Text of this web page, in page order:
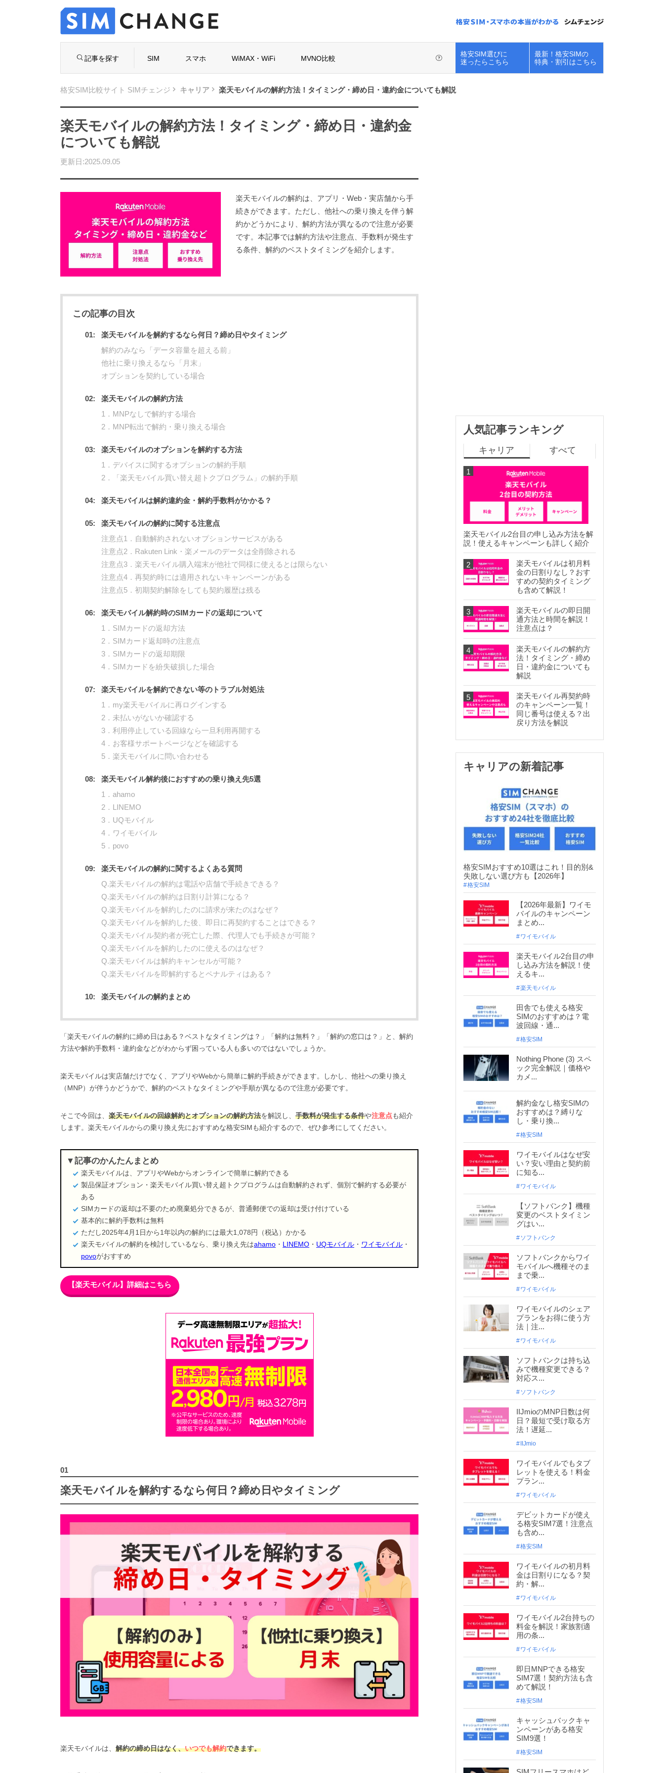
記事を探す
検索
初めての格安SIM選び方ガイド
SIM スマホ WiMAX・WiFi MVNO比較
初めての格安SIM選び方ガイド 当サイトについて
格安SIM選びに
迷ったらこちら
最新！格安SIMの
特典・割引はこちら
格安SIM比較サイト SIMチェンジ キャリア 楽天モバイルの解約方法！タイミング・締め日・違約金についても解説
楽天モバイルの解約方法！タイミング・締め日・違約金
についても解説
更新日:2025.09.05
楽天モバイルの解約は、アプリ・Web・実店舗から手
続きができます。ただし、他社への乗り換えを伴う解
約かどうかにより、解約方法が異なるので注意が必要
です。本記事では解約方法や注意点、手数料が発生す
る条件、解約のベストタイミングを紹介します。
この記事の目次
楽天モバイルを解約するなら何日？締め日やタイミング
解約のみなら「データ容量を超える前」
他社に乗り換えるなら「月末」
オプションを契約している場合
楽天モバイルの解約方法
1．MNPなしで解約する場合
2．MNP転出で解約・乗り換える場合
楽天モバイルのオプションを解約する方法
1．デバイスに関するオプションの解約手順
2．「楽天モバイル買い替え超トクプログラム」の解約手順
楽天モバイルは解約違約金・解約手数料がかかる？
楽天モバイルの解約に関する注意点
注意点1．自動解約されないオプションサービスがある
注意点2．Rakuten Link・楽メールのデータは全削除される
注意点3．楽天モバイル購入端末が他社で同様に使えるとは限らない
注意点4．再契約時には適用されないキャンペーンがある
注意点5．初期契約解除をしても契約履歴は残る
楽天モバイル解約時のSIMカードの返却について
1．SIMカードの返却方法
2．SIMカード返却時の注意点
3．SIMカードの返却期限
4．SIMカードを紛失破損した場合
楽天モバイルを解約できない等のトラブル対処法
1．my楽天モバイルに再ログインする
2．未払いがないか確認する
3．利用停止している回線なら一旦利用再開する
4．お客様サポートページなどを確認する
5．楽天モバイルに問い合わせる
楽天モバイル解約後におすすめの乗り換え先5選
1．ahamo
2．LINEMO
3．UQモバイル
4．ワイモバイル
5．povo
楽天モバイルの解約に関するよくある質問
Q.楽天モバイルの解約は電話や店舗で手続きできる？
Q.楽天モバイルの解約は日割り計算になる？
Q.楽天モバイルを解約したのに請求が来たのはなぜ？
Q.楽天モバイルを解約した後、即日に再契約することはできる？
Q.楽天モバイル契約者が死亡した際、代理人でも手続きが可能？
Q.楽天モバイルを解約したのに使えるのはなぜ？
Q.楽天モバイルは解約キャンセルが可能？
Q.楽天モバイルを即解約するとペナルティはある？
楽天モバイルの解約まとめ
「楽天モバイルの解約に締め日はある？ベストなタイミングは？」「解約は無料？」「解約の窓口は？」と、解約
方法や解約手数料・違約金などがわからず困っている人も多いのではないでしょうか。
楽天モバイルは実店舗だけでなく、アプリやWebから簡単に解約手続きができます。しかし、他社への乗り換え
（MNP）が伴うかどうかで、解約のベストなタイミングや手順が異なるので注意が必要です。
そこで今回は、 楽天モバイルの回線解約とオプションの解約方法を解説し、 手数料が発生する条件や注意点も紹介
します。楽天モバイルからの乗り換え先におすすめな格安SIMも紹介するので、ぜひ参考にしてください。
記事のかんたんまとめ
楽天モバイルは、アプリやWebからオンラインで簡単に解約できる
製品保証オプション・楽天モバイル買い替え超トクプログラムは自動解約されず、個別で解約する必要が
ある
SIMカードの返却は不要のため廃棄処分できるが、普通郵便での返却は受け付けている
基本的に解約手数料は無料
ただし2025年4月1日から1年以内の解約には最大1,078円（税込）かかる
楽天モバイルの解約を検討しているなら、乗り換え先はahamo ・ LINEMO ・ UQモバイル ・ ワイモバイル ・
povoがおすすめ
【楽天モバイル】詳細はこちら
楽天モバイルを解約するなら何日？締め日やタイミング
楽天モバイルは、 解約の締め日はなく、いつでも解約できます。
人気記事ランキング
キャリア すべて
楽天モバイル2台目の申し込み方法を解
説！使えるキャンペーンも詳しく紹介
楽天モバイルは初月料
金の日割りなし？おす
すめの契約タイミング
も含めて解説！
楽天モバイルの即日開
通方法と時間を解説！
注意点は？
楽天モバイルの解約方
法！タイミング・締め
日・違約金についても
解説
楽天モバイル再契約時
のキャンペーン一覧！
同じ番号は使える？出
戻り方法を解説
キャリアの新着記事
格安SIMおすすめ10選はこれ！目的別&
失敗しない選び方も【2026年】
格安SIM
【2026年最新】ワイモ
バイルのキャンペーン
まとめ...
ワイモバイル
楽天モバイル2台目の申
し込み方法を解説！使
えるキ...
楽天モバイル
田舎でも使える格安
SIMのおすすめは？電
波回線・通...
格安SIM
Nothing Phone (3) スペ
ック完全解説｜価格や
カメ...
解約金なし格安SIMの
おすすめは？縛りな
し・乗り換...
格安SIM
ワイモバイルはなぜ安
い？安い理由と契約前
に知る...
ワイモバイル
【ソフトバンク】機種
変更のベストタイミン
グはい...
ソフトバンク
ソフトバンクからワイ
モバイルへ機種そのま
まで乗...
ワイモバイル
ワイモバイルのシェア
プランをお得に使う方
法｜注...
ワイモバイル
ソフトバンクは持ち込
みで機種変更できる？
対応ス...
ソフトバンク
IIJmioのMNP日数は何
日？最短で受け取る方
法！遅延...
IIJmio
ワイモバイルでもタブ
レットを使える！料金
プラン...
ワイモバイル
デビットカードが使え
る格安SIM7選！注意点
も含め...
格安SIM
ワイモバイルの初月料
金は日割りになる？契
約・解...
ワイモバイル
ワイモバイル2台持ちの
料金を解説！家族割適
用の条...
ワイモバイル
即日MNPできる格安
SIM7選！契約方法も含
めて解説！
格安SIM
キャッシュバックキャ
ンペーンがある格安
SIM9選！
格安SIM